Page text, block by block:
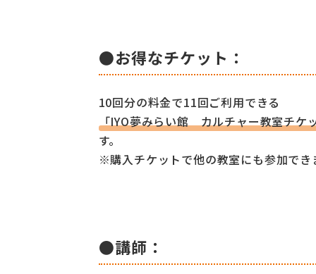
●お得なチケット：
10回分の料金で11回ご利用できる
「IYO夢みらい館 カルチャー教室チケ
す。
※購入チケットで他の教室にも参加で
●講師：